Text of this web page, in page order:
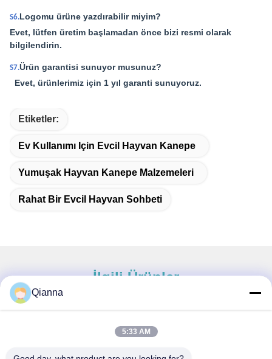
S6.Logomu ürüne yazdırabilir miyim?
Evet, lütfen üretim başlamadan önce bizi resmi olarak
bilgilendirin.
S7.Ürün garantisi sunuyor musunuz?
Evet, ürünlerimiz için 1 yıl garanti sunuyoruz.
Etiketler:
Ev Kullanımı Için Evcil Hayvan Kanepe
Yumuşak Hayvan Kanepe Malzemeleri
Rahat Bir Evcil Hayvan Sohbeti
İlgili Ürünler
Qianna
5:33 AM